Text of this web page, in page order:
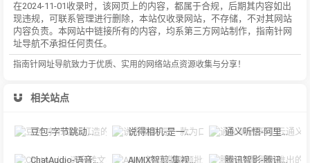
在2024-11-01收录时，该网页上的内容，都属于合规，后期其内容如出
现违规，可联系管理进行删除，本站仅收录网站，不存储，不对其网站
内容负责。本网站中链接所有的内容，均系第三方网站制作，指南针网
址导航不承担任何责任。
指南针网址导航致力于优质、实用的网络站点资源收集与分享！
相关站点
豆包-字节跳动打造的多功能AI对话工具 说得相机-是一款为口播视频创作者量身定制的智能拍摄工具 通义听悟-阿里云通义听悟是聚焦音视频内容的工作学习AI助手
ChatAudio-语音转文字 + 总结 + 对话 AIMIX智剪-集视频批量混剪、文案、字幕生成、语音合成等短视频运营功能于一 腾讯智影-腾讯推出的在线智能视频创作平台